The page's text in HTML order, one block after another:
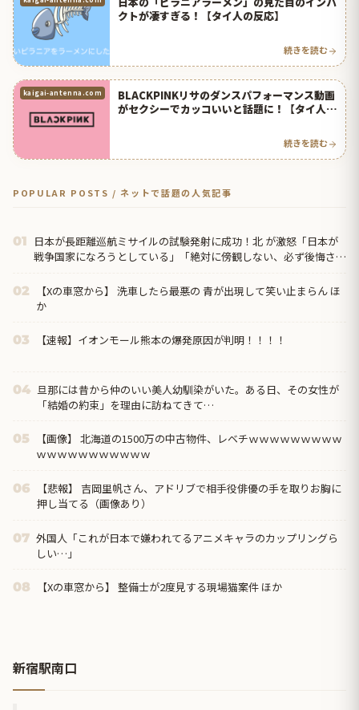
クトが凄すぎる！【タイ人の反応】
続きを読む
kaigai-antenna.com
BLACKPINKリサのダンスパフォーマンス動画
がセクシーでカッコいいと話題に！【タイ人の
続きを読む
POPULAR POSTS / ネットで話題の人気記事
01
日本が長距離巡航ミサイルの試験発射に成功！北 が激怒「日本が
戦争国家になろうとしている」「絶対に傍観しない、必ず後悔させ
02
【Xの車窓から】 洗車したら最悪の 青が出現して笑い止まらん ほ
か
03 【速報】イオンモール熊本の爆発原因が判明！！！！
04 旦那には昔から仲のいい美人幼馴染がいた。ある日、その女性が
「結婚の約束」を理由に訪ねてきて…
05
【画像】 北海道の1500万の中古物件、レベチｗｗｗｗｗｗｗｗｗ
ｗｗｗｗｗｗｗｗｗｗｗ
06
【悲報】 吉岡里帆さん、アドリブで相手役俳優の手を取りお胸に
押し当てる（画像あり）
07 外国人「これが日本で嫌われてるアニメキャラのカップリングら
しい…」
08 【Xの車窓から】 整備士が2度見する現場猫案件 ほか
新宿駅南口